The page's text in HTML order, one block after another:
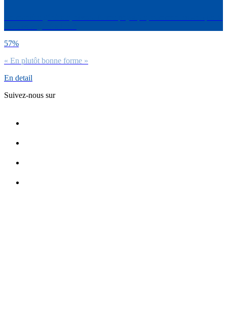
57%
« En plutôt bonne forme »
En detail
Suivez-nous sur